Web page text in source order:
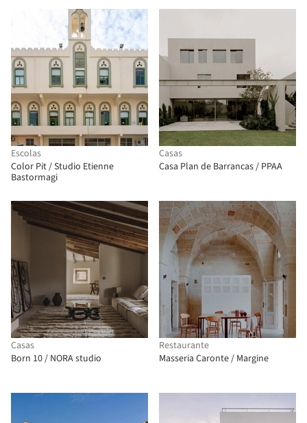
Escolas
Color Pit / Studio Etienne
Bastormagi
Casas
Casa Plan de Barrancas / PPAA
Casas
Born 10 / NORA studio
Restaurante
Masseria Caronte / Margine